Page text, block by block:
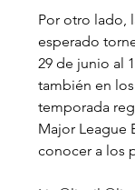
Por otro lado,
esperado
29 de junio al
también en
temporada
Major League
conocer a los